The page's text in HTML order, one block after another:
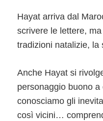
Hayat arriva dal
scrivere le lettere,
tradizioni natalizie, la
Anche Hayat si
personaggio buono
conosciamo gli
così vicini…